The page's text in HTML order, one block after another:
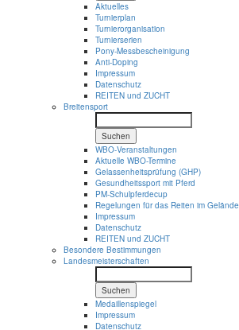
Aktuelles
Turnierplan
Turnierorganisation
Turnierserien
Pony-Messbescheinigung
Anti-Doping
Impressum
Datenschutz
REITEN und ZUCHT
Breitensport
Suchen
WBO-Veranstaltungen
Aktuelle WBO-Termine
Gelassenheitsprüfung (GHP)
Gesundheitssport mit Pferd
PM-Schulpferdecup
Regelungen für das Reiten im Gelände
Impressum
Datenschutz
REITEN und ZUCHT
Besondere Bestimmungen
Landesmeisterschaften
Suchen
Medaillenspiegel
Impressum
Datenschutz